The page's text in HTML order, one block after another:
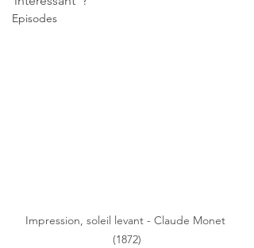
Episodes
Impression, soleil levant - Claude Monet
(1872)